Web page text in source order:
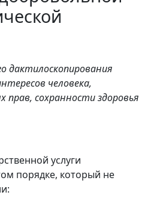
дактилоскопирования
человека,
прав, сохранности здоровья
услуги
порядке, который не